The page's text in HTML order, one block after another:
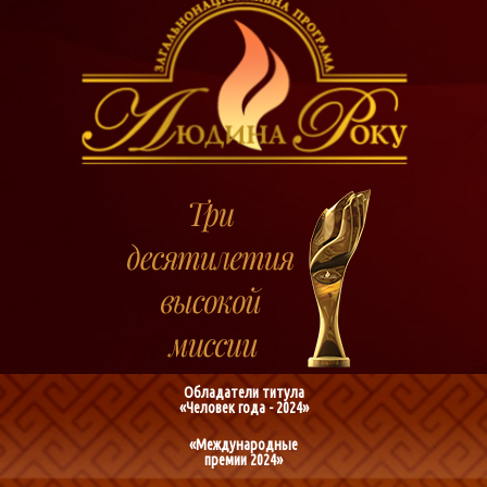
Обладатели титула
«Человек года - 2024»
«Международные
премии 2024»